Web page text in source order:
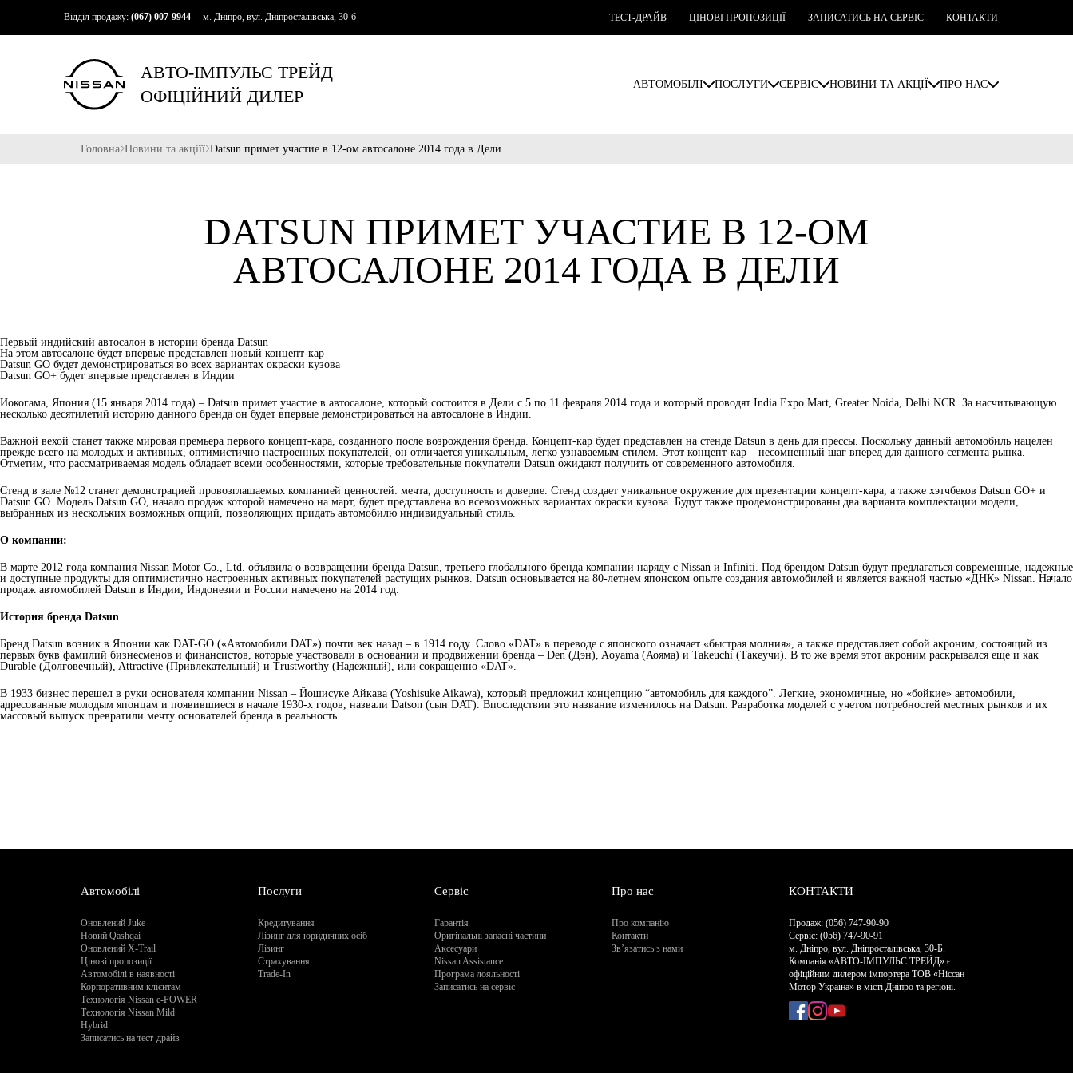
Відділ продажу: (067) 007-9944 м. Дніпро, вул. Дніпросталівська, 30-б ТЕСТ-ДРАЙВ ЦІНОВІ ПРОПОЗИЦІЇ ЗАПИСАТИСЬ НА СЕРВІС КОНТАКТИ
АВТО-ІМПУЛЬС ТРЕЙД
ОФІЦІЙНИЙ ДИЛЕР
АВТОМОБІЛІ ПОСЛУГИ СЕРВІС НОВИНИ ТА АКЦІЇ ПРО НАС
Головна Новини та акціїї Datsun примет участие в 12-ом автосалоне 2014 года в Дели
DATSUN ПРИМЕТ УЧАСТИЕ В 12-ОМ
АВТОСАЛОНЕ 2014 ГОДА В ДЕЛИ
Первый индийский автосалон в истории бренда Datsun
На этом автосалоне будет впервые представлен новый концепт-кар
Datsun GO будет демонстрироваться во всех вариантах окраски кузова
Datsun GO+ будет впервые представлен в Индии
Иокогама, Япония (15 января 2014 года) – Datsun примет участие в автосалоне, который состоится в Дели с 5 по 11 февраля 2014 года и который проводят India Expo Mart, Greater Noida, Delhi NCR. За насчитывающую
несколько десятилетий историю данного бренда он будет впервые демонстрироваться на автосалоне в Индии.
Важной вехой станет также мировая премьера первого концепт-кара, созданного после возрождения бренда. Концепт-кар будет представлен на стенде Datsun в день для прессы. Поскольку данный автомобиль нацелен
прежде всего на молодых и активных, оптимистично настроенных покупателей, он отличается уникальным, легко узнаваемым стилем. Этот концепт-кар – несомненный шаг вперед для данного сегмента рынка.
Отметим, что рассматриваемая модель обладает всеми особенностями, которые требовательные покупатели Datsun ожидают получить от современного автомобиля.
Стенд в зале №12 станет демонстрацией провозглашаемых компанией ценностей: мечта, доступность и доверие. Стенд создает уникальное окружение для презентации концепт-кара, а также хэтчбеков Datsun GO+ и
Datsun GO. Модель Datsun GO, начало продаж которой намечено на март, будет представлена во всевозможных вариантах окраски кузова. Будут также продемонстрированы два варианта комплектации модели,
выбранных из нескольких возможных опций, позволяющих придать автомобилю индивидуальный стиль.
О компании:
В марте 2012 года компания Nissan Motor Co., Ltd. объявила о возвращении бренда Datsun, третьего глобального бренда компании наряду с Nissan и Infiniti. Под брендом Datsun будут предлагаться современные, надежные
и доступные продукты для оптимистично настроенных активных покупателей растущих рынков. Datsun основывается на 80-летнем японском опыте создания автомобилей и является важной частью «ДНК» Nissan. Начало
продаж автомобилей Datsun в Индии, Индонезии и России намечено на 2014 год.
История бренда Datsun
Бренд Datsun возник в Японии как DAT-GO («Автомобили DAT») почти век назад – в 1914 году. Слово «DAT» в переводе с японского означает «быстрая молния», а также представляет собой акроним, состоящий из
первых букв фамилий бизнесменов и финансистов, которые участвовали в основании и продвижении бренда – Den (Дэн), Aoyama (Аояма) и Takeuchi (Такеучи). В то же время этот акроним раскрывался еще и как
Durable (Долговечный), Attractive (Привлекательный) и Trustworthy (Надежный), или сокращенно «DAT».
В 1933 бизнес перешел в руки основателя компании Nissan – Йошисуке Айкава (Yoshisuke Aikawa), который предложил концепцию “автомобиль для каждого”. Легкие, экономичные, но «бойкие» автомобили,
адресованные молодым японцам и появившиеся в начале 1930-х годов, назвали Datson (сын DAT). Впоследствии это название изменилось на Datsun. Разработка моделей с учетом потребностей местных рынков и их
массовый выпуск превратили мечту основателей бренда в реальность.
Автомобілі
Оновлений Juke
Новий Qashqai
Оновлений X-Trail
Цінові пропозиції
Автомобілі в наявності
Корпоративним клієнтам
Технологія Nissan e-POWER
Технологія Nissan Mild
Hybrid
Записатись на тест-драйв
Послуги
Кредитування
Лізинг для юридичних осіб
Лізинг
Страхування
Trade-In
Сервіс
Гарантія
Оригінальні запасні частини
Аксесуари
Nissan Assistance
Програма лояльності
Записатись на сервіс
Про нас
Про компанію
Контакти
Зв’язатись з нами
КОНТАКТИ
Продаж: (056) 747-90-90
Сервіс: (056) 747-90-91
м. Дніпро, вул. Дніпросталівська, 30-Б.
Компанія «АВТО-ІМПУЛЬС ТРЕЙД» є
офіційним дилером імпортера ТОВ «Ніссан
Мотор Україна» в місті Дніпро та регіоні.